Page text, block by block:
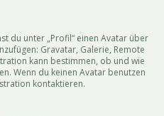
du unter „Profil“ einen Avatar über
Gravatar, Galerie, Remote
kann bestimmen, ob und wie
Wenn du keinen Avatar benutzen
kontaktieren.